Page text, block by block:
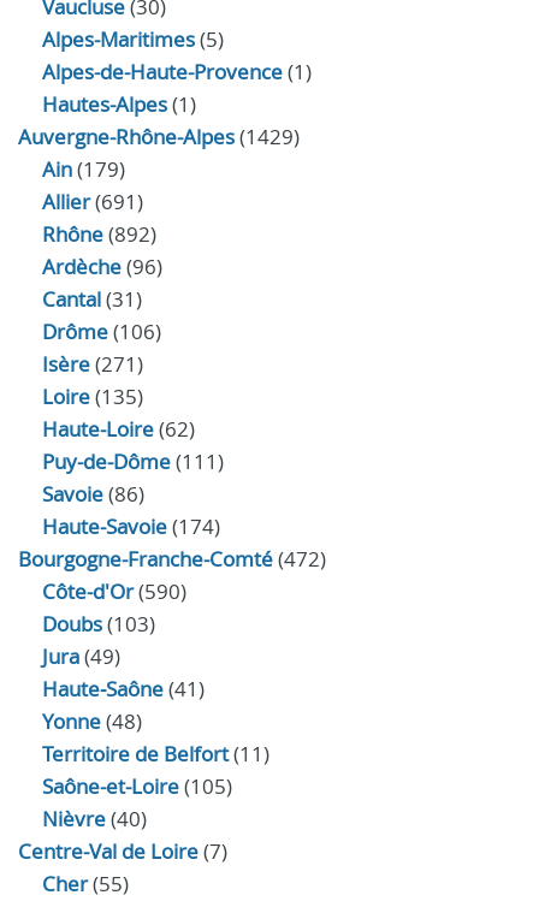
Vaucluse(30)
Alpes-Maritimes(5)
Alpes-de-Haute-Provence(1)
Hautes-Alpes(1)
Auvergne-Rhône-Alpes(1429)
Ain(179)
Allier(691)
Rhône(892)
Ardèche(96)
Cantal(31)
Drôme(106)
Isère(271)
Loire(135)
Haute-Loire(62)
Puy-de-Dôme(111)
Savoie(86)
Haute-Savoie(174)
Bourgogne-Franche-Comté(472)
Côte-d'Or(590)
Doubs(103)
Jura(49)
Haute‑Saône(41)
Yonne(48)
Territoire de Belfort(11)
Saône-et-Loire(105)
Nièvre(40)
Centre-Val de Loire(7)
Cher(55)